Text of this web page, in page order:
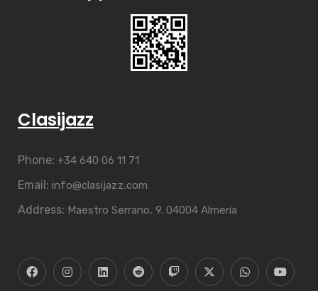
Clasijazz
Phone: +34 640 06 11 71
Email: info@clasijazz.com
Address: Maestro Serrano, 9. 04004 Almería